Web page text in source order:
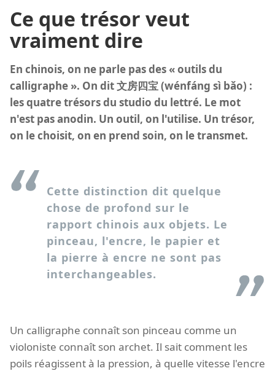
Ce que trésor veut
vraiment dire
En chinois, on ne parle pas des « outils du
calligraphe ». On dit 文房四宝 (wénfáng sì bǎo) :
les quatre trésors du studio du lettré. Le mot
n'est pas anodin. Un outil, on l'utilise. Un trésor,
on le choisit, on en prend soin, on le transmet.
Cette distinction dit quelque
chose de profond sur le
rapport chinois aux objets. Le
pinceau, l'encre, le papier et
la pierre à encre ne sont pas
interchangeables.
Un calligraphe connaît son pinceau comme un
violoniste connaît son archet. Il sait comment les
poils réagissent à la pression, à quelle vitesse l'encre